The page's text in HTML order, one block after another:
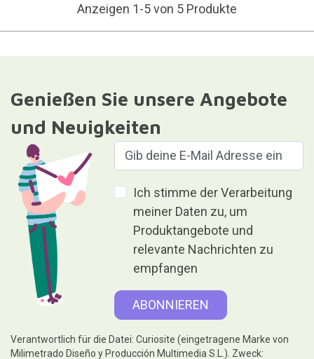
Anzeigen 1-5 von 5 Produkte
Genießen Sie unsere Angebote
und Neuigkeiten
Ich stimme der Verarbeitung
meiner Daten zu, um
Produktangebote und
relevante Nachrichten zu
empfangen
Verantwortlich für die Datei: Curiosite (eingetragene Marke von
Milimetrado Diseño y Producción Multimedia S.L.). Zweck: